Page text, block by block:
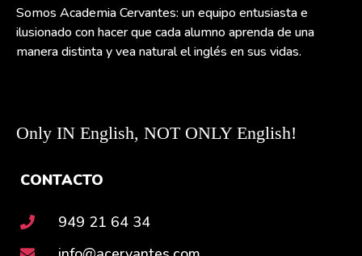
Somos Academia Cervantes: un equipo entusiasta e
ilusionado con hacer que cada alumno aprenda de una
manera distinta y vea natural el inglés en sus vidas.
Only IN English, NOT ONLY English!
CONTACTO
949 21 64 34